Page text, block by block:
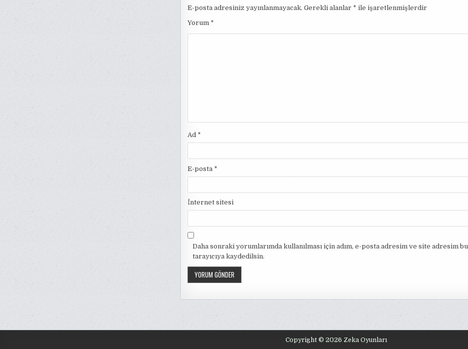
E-posta adresiniz yayınlanmayacak. Gerekli alanlar * ile işaretlenmişlerdir
Yorum *
Ad *
E-posta *
İnternet sitesi
Daha sonraki yorumlarımda kullanılması için adım, e-posta adresim ve site adresim bu
tarayıcıya kaydedilsin.
Copyright © 2026 Zeka Oyunları